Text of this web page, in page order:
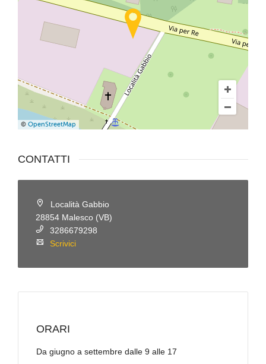
© OpenStreetMap
CONTATTI
Località Gabbio
28854 Malesco (VB)
3286679298
Scrivici
ORARI
Da giugno a settembre dalle 9 alle 17